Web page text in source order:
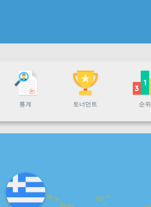
통계 토너먼트 순위